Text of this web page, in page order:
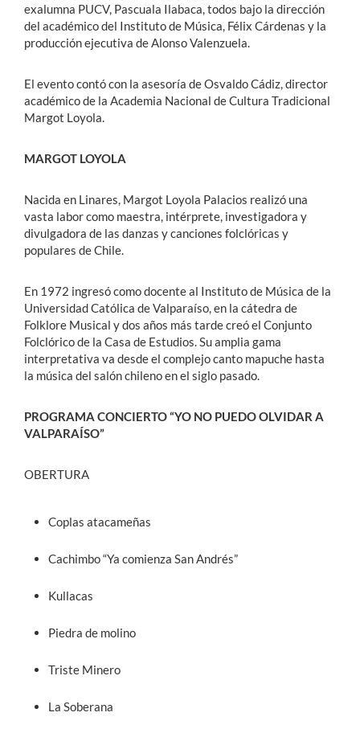
exalumna PUCV, Pascuala Ilabaca, todos bajo la dirección
del académico del Instituto de Música, Félix Cárdenas y la
producción ejecutiva de Alonso Valenzuela.
El evento contó con la asesoría de Osvaldo Cádiz, director
académico de la Academia Nacional de Cultura Tradicional
Margot Loyola.
MARGOT LOYOLA
Nacida en Linares, Margot Loyola Palacios realizó una
vasta labor como maestra, intérprete, investigadora y
divulgadora de las danzas y canciones folclóricas y
populares de Chile.
En 1972 ingresó como docente al Instituto de Música de la
Universidad Católica de Valparaíso, en la cátedra de
Folklore Musical y dos años más tarde creó el Conjunto
Folclórico de la Casa de Estudios. Su amplia gama
interpretativa va desde el complejo canto mapuche hasta
la música del salón chileno en el siglo pasado.
PROGRAMA CONCIERTO “YO NO PUEDO OLVIDAR A
VALPARAÍSO”
OBERTURA
Coplas atacameñas
Cachimbo “Ya comienza San Andrés”
Kullacas
Piedra de molino
Triste Minero
La Soberana